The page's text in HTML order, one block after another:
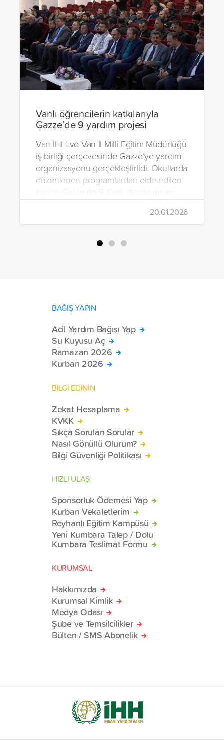
Vanlı öğrencilerin katkılarıyla
Gazze’de 9 yardım projesi
Van İHH ve Van İl Milli Eğitim Müdürlüğü
iş birliği çerçevesinde Gazze’ye yardım
organizasyonu gerçekleştirildi. Okullarda
düzenlenen programlardan elde edilen
gelirle Gazze’de 9 farklı alanda insani
yardım çalışmalarında bulunuldu.
20.01.2026
BAĞIŞ YAPIN
Acil Yardım Bağışı Yap
Su Kuyusu Aç
Ramazan 2026
Kurban 2026
BİLGİ EDİNİN
Zekat Hesaplama
KVKK
Sıkça Sorulan Sorular
Nasıl Gönüllü Olurum?
Bilgi Güvenliği Politikası
HIZLI ULAŞ
Sponsorluk Ödemesi Yap
Kurban Vekaletlerim
Reyhanlı Eğitim Kampüsü
Yeni Kumbara Talep / Dolu
Kumbara Teslimat Formu
KURUMSAL
Hakkımızda
Kurumsal Kimlik
Medya Odası
Şube ve Temsilcilikler
Bülten / SMS Abonelik